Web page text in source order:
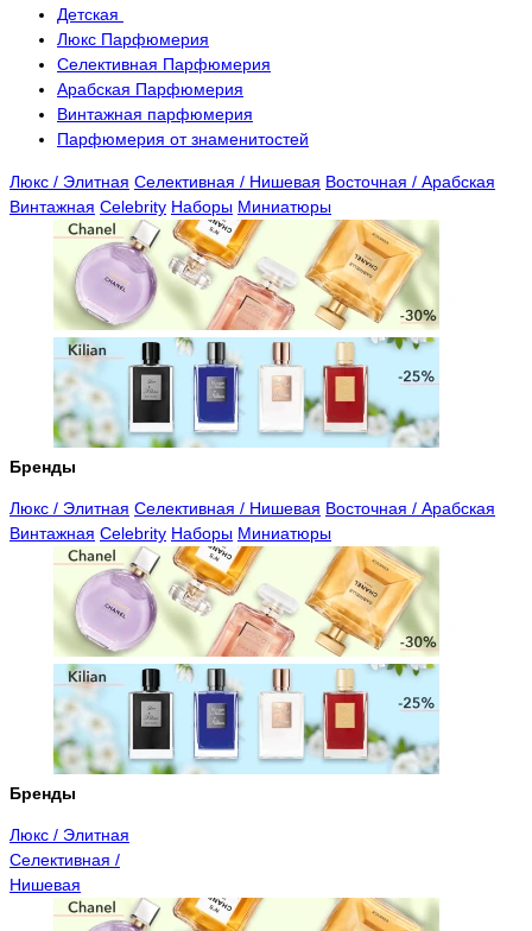
Детская
Люкс Парфюмерия
Селективная Парфюмерия
Арабская Парфюмерия
Винтажная парфюмерия
Парфюмерия от знаменитостей
Люкс / Элитная Селективная / Нишевая Восточная / Арабская
Винтажная Celebrity Наборы Миниатюры
Бренды
Люкс / Элитная Селективная / Нишевая Восточная / Арабская
Винтажная Celebrity Наборы Миниатюры
Бренды
Люкс / Элитная
Селективная /
Нишевая